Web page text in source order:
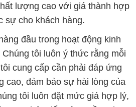
lượng cao với giá thành hợp
sự cho khách hàng.
đầu trong hoạt động kinh
tôi luôn ý thức rằng mỗi
cung cấp cần phải đáp ứng
cao, đảm bảo sự hài lòng của
tôi luôn đặt mức giá hợp lý,